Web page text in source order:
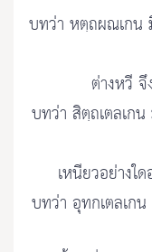
บทว่า หตฺถผณเกน
ต่างหวี
บทว่า สิตฺถเตลเก
เหนียวอย่างใ
บทว่า อุทกเตลเก